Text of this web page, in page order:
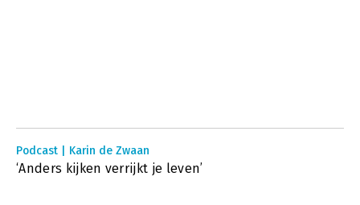
Podcast | Karin de Zwaan
‘Anders kijken verrijkt je leven’